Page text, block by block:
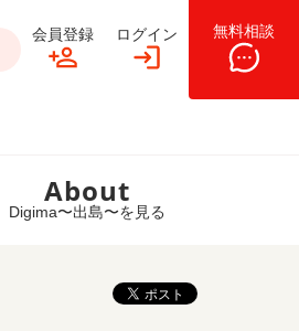
会員登録 ログイン 無料相談
About
Digima〜出島〜を見る